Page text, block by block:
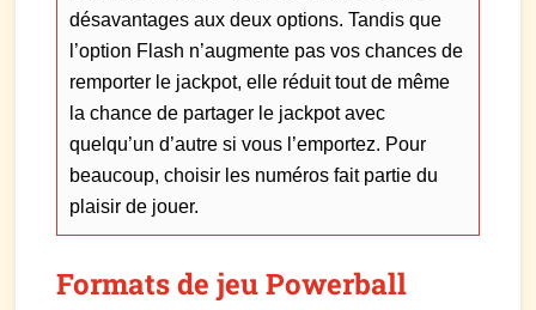
désavantages aux deux options. Tandis que
l’option Flash n’augmente pas vos chances de
remporter le jackpot, elle réduit tout de même
la chance de partager le jackpot avec
quelqu’un d’autre si vous l’emportez. Pour
beaucoup, choisir les numéros fait partie du
plaisir de jouer.
Formats de jeu Powerball